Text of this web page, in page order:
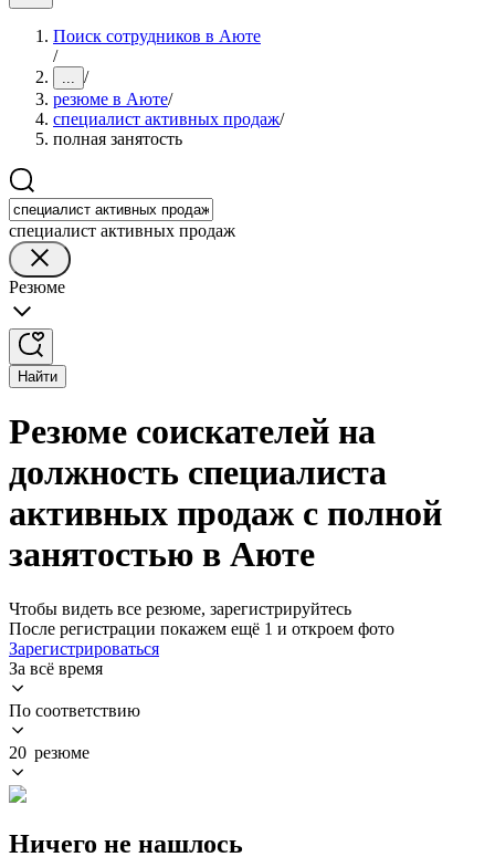
Поиск сотрудников в Аюте
/
... /
резюме в Аюте/
специалист активных продаж/
полная занятость
специалист активных продаж
Резюме
Найти
Резюме соискателей на
должность специалиста
активных продаж с полной
занятостью в Аюте
Чтобы видеть все резюме, зарегистрируйтесь
После регистрации покажем ещё 1 и откроем фото
Зарегистрироваться
За всё время
По соответствию
20 резюме
Ничего не нашлось